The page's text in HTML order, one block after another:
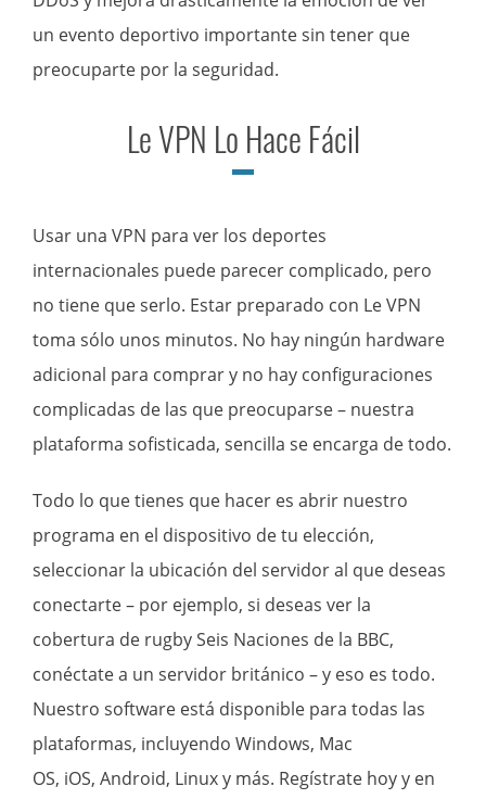
un evento deportivo importante sin tener que
preocuparte por la seguridad.
Le VPN Lo Hace Fácil
Usar una VPN para ver los deportes
internacionales puede parecer complicado, pero
no tiene que serlo. Estar preparado con Le VPN
toma sólo unos minutos. No hay ningún hardware
adicional para comprar y no hay configuraciones
complicadas de las que preocuparse – nuestra
plataforma sofisticada, sencilla se encarga de todo.
Todo lo que tienes que hacer es abrir nuestro
programa en el dispositivo de tu elección,
seleccionar la ubicación del servidor al que deseas
conectarte – por ejemplo, si deseas ver la
cobertura de rugby Seis Naciones de la BBC,
conéctate a un servidor británico – y eso es todo.
Nuestro software está disponible para todas las
plataformas, incluyendo Windows, Mac
OS, iOS, Android, Linux y más. Regístrate hoy y en